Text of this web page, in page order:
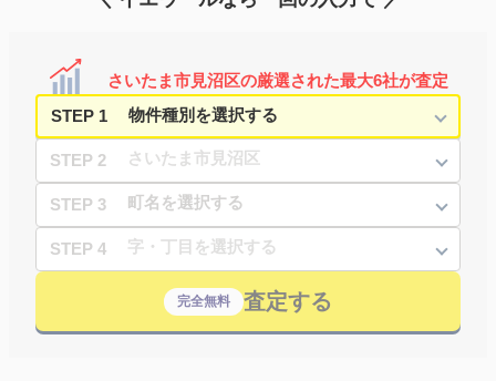
さいたま市見沼区の厳選された最大6社が査定
STEP 1
STEP 2
STEP 3
STEP 4
完全無料 査定する